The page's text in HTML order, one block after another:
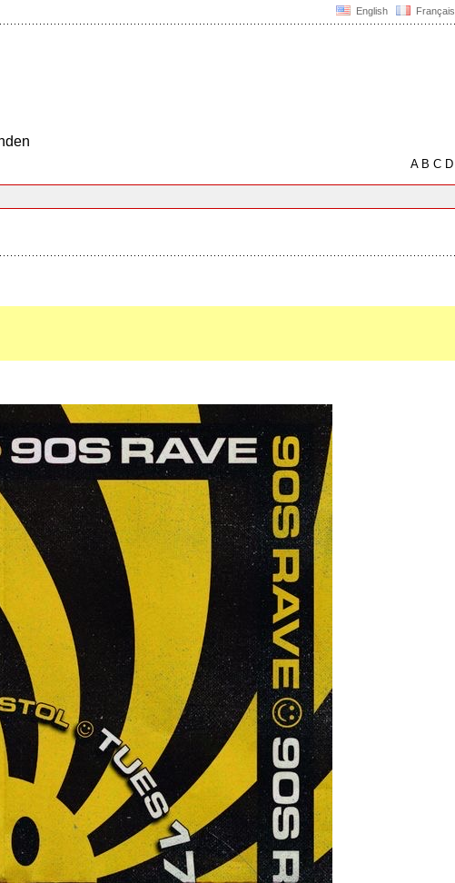
English Français
AB C D